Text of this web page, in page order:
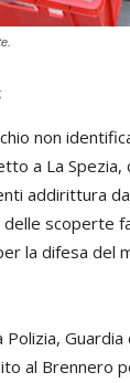
non
a La
addirittura
scoperte
la difesa del
Guardia
al Brennero